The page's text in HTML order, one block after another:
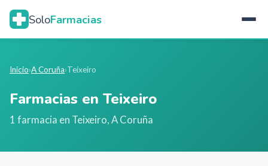
SoloFarmacias
Inicio›A Coruña›Teixeiro
Farmacias en Teixeiro
1 farmacia en Teixeiro,A Coruña